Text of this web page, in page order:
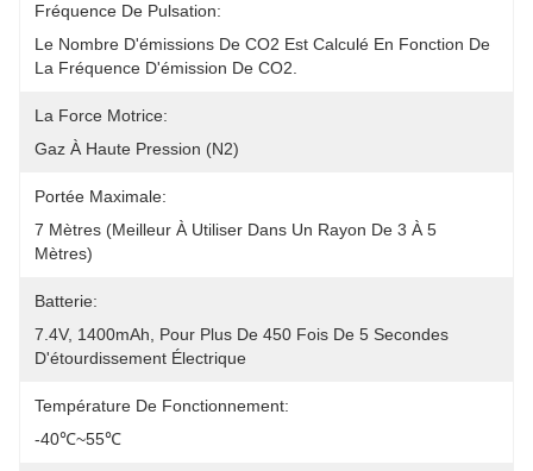
Fréquence De Pulsation:
Le Nombre D'émissions De CO2 Est Calculé En Fonction De
La Fréquence D'émission De CO2.
La Force Motrice:
Gaz À Haute Pression (N2)
Portée Maximale:
7 Mètres (meilleur À Utiliser Dans Un Rayon De 3 À 5
Mètres)
Batterie:
7.4V, 1400mAh, Pour Plus De 450 Fois De 5 Secondes
D'étourdissement Électrique
Température De Fonctionnement:
-40℃~55℃